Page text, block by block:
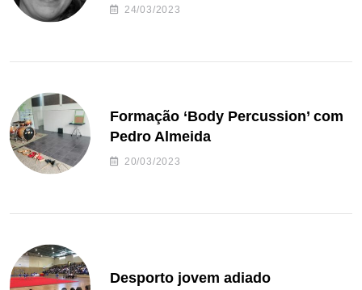
24/03/2023
Formação ‘Body Percussion’ com
Pedro Almeida
20/03/2023
Desporto jovem adiado